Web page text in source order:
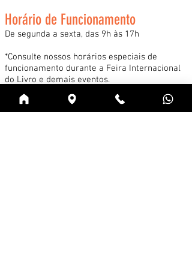
Horário de Funcionamento
De segunda a sexta, das 9h às 17h
*Consulte nossos horários especiais de
funcionamento durante a Feira Internacional
do Livro e demais eventos.